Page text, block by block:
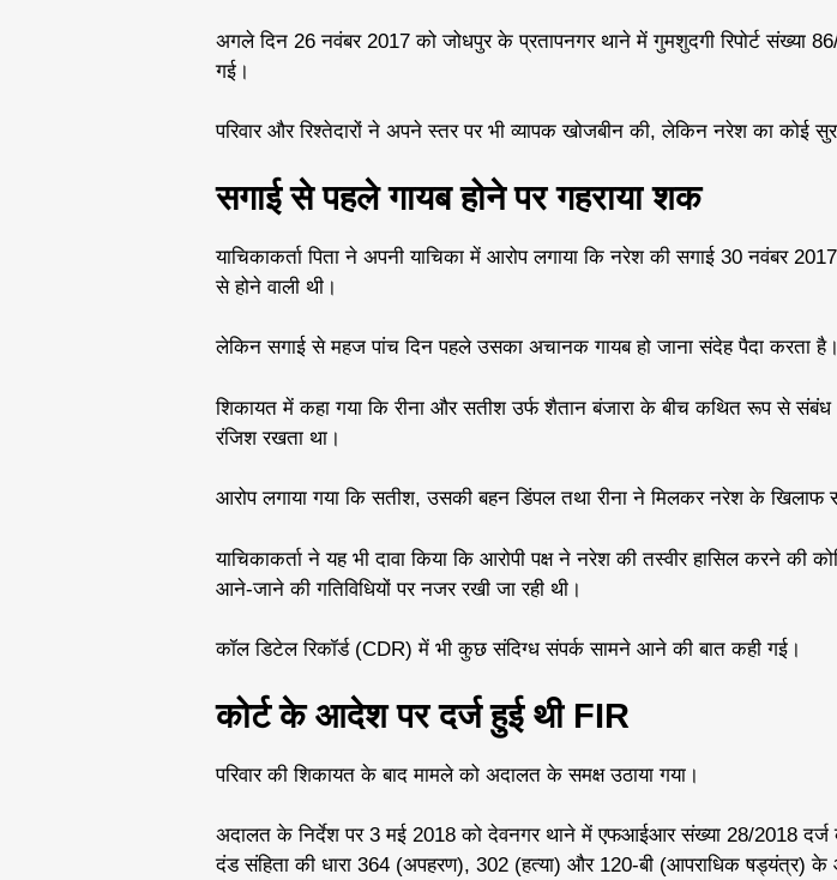
अगले दिन 26 नवंबर 2017 को जोधपुर के प्रतापनगर थाने में गुमशुदगी रिपोर्ट संख्या
गई।
परिवार और रिश्तेदारों ने अपने स्तर पर भी व्यापक खोजबीन की, लेकिन नरेश का कोई
सगाई से पहले गायब होने पर गहराया शक
याचिकाकर्ता पिता ने अपनी याचिका में आरोप लगाया कि नरेश की सगाई 30 नवंबर
से होने वाली थी।
लेकिन सगाई से महज पांच दिन पहले उसका अचानक गायब हो जाना संदेह पैदा करता है।
शिकायत में कहा गया कि रीना और सतीश उर्फ शैतान बंजारा के बीच कथित रूप से
रंजिश रखता था।
आरोप लगाया गया कि सतीश, उसकी बहन डिंपल तथा रीना ने मिलकर नरेश के खिलाफ
याचिकाकर्ता ने यह भी दावा किया कि आरोपी पक्ष ने नरेश की तस्वीर हासिल करने की
आने-जाने की गतिविधियों पर नजर रखी जा रही थी।
कॉल डिटेल रिकॉर्ड (CDR) में भी कुछ संदिग्ध संपर्क सामने आने की बात कही गई।
कोर्ट के आदेश पर दर्ज हुई थी FIR
परिवार की शिकायत के बाद मामले को अदालत के समक्ष उठाया गया।
अदालत के निर्देश पर 3 मई 2018 को देवनगर थाने में एफआईआर संख्या 28/2018 दर्ज
दंड संहिता की धारा 364 (अपहरण), 302 (हत्या) और 120-बी (आपराधिक षड्यंत्र) के